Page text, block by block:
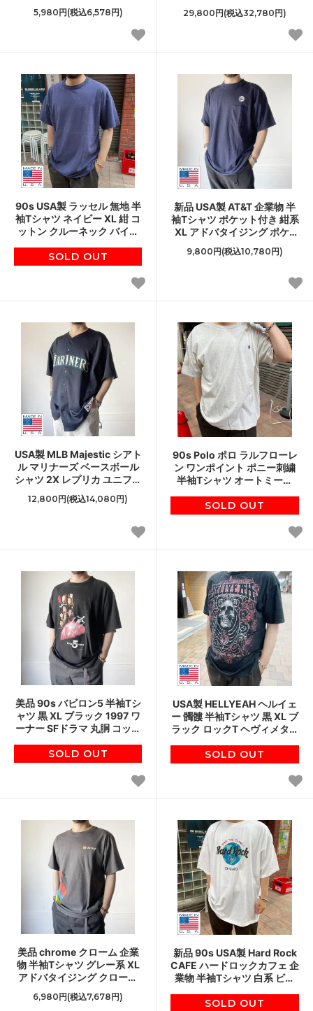
ッグサイズ GILDAN D148
5,980円(税込6,578円)
サイズ アメリカ製 ビンテー
ジ D148
29,800円(税込32,780円)
90s USA製 ラッセル 無地 半
袖Tシャツ ネイビー XL 紺 コ
ットン クルーネック バイン
テージ D148
SOLD OUT
新品 USA製 AT&T 企業物 半
袖Tシャツ ポケット付き 紺系
XL アドバタイジング ポケT
UNIONLINE アメリカ製 デッ
ドストック D148
9,800円(税込10,780円)
USA製 MLB Majestic シアト
ル マリナーズ ベースボール
シャツ 2X レプリカ ユニフォ
ーム イチロー アメリカ製
D148
12,800円(税込14,080円)
90s Polo ポロ ラルフローレ
ン ワンポイント ポニー刺繍
半袖Tシャツ オートミール
SOLD OUT
美品 90s バビロン5 半袖Tシ
ャツ 黒 XL ブラック 1997 ワ
ーナー SFドラマ 丸胴 コット
SOLD OUT
USA製 HELLYEAH ヘルイェ
ー 髑髏 半袖Tシャツ 黒 XL ブ
ラック ロックT ヘヴィメタル
SOLD OUT
美品 chrome クローム 企業
物 半袖Tシャツ グレー系 XL
アドバタイジング クローム
ブック Google グーグル 新
品同様 D143
6,980円(税込7,678円)
新品 90s USA製 Hard Rock
CAFE ハードロックカフェ 企
業物 半袖Tシャツ 白系 ビッ
ストック D143
SOLD OUT